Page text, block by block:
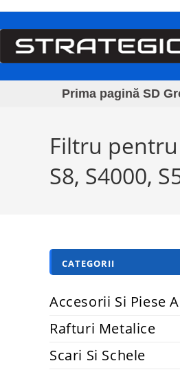
Prima pagină SD
Filtru pentru
S8, S4000,
CATEGORII
Accesorii Si Piese
Rafturi Metalice
Scari Si Schele